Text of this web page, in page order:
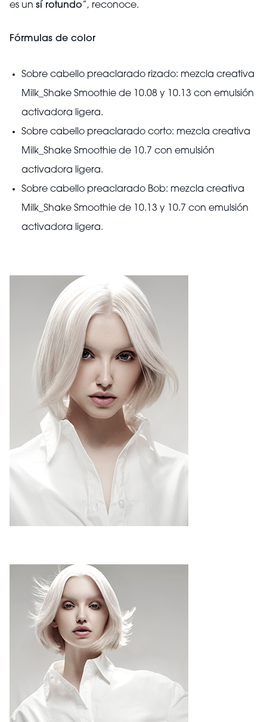
es un sí rotundo”, reconoce.
Fórmulas de color
Sobre cabello preaclarado rizado: mezcla creativa
Milk_Shake Smoothie de 10.08 y 10.13 con emulsión
activadora ligera.
Sobre cabello preaclarado corto: mezcla creativa
Milk_Shake Smoothie de 10.7 con emulsión
activadora ligera.
Sobre cabello preaclarado Bob: mezcla creativa
Milk_Shake Smoothie de 10.13 y 10.7 con emulsión
activadora ligera.